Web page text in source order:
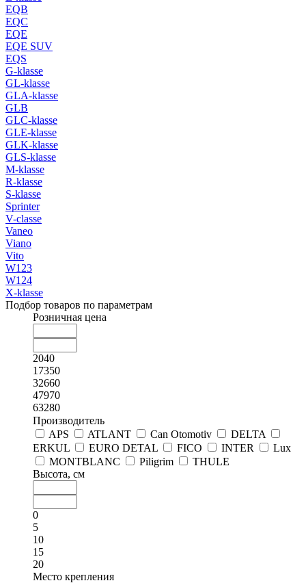
EQB
EQC
EQE
EQE SUV
EQS
G-klasse
GL-klasse
GLA-klasse
GLB
GLC-klasse
GLE-klasse
GLK-klasse
GLS-klasse
M-klasse
R-klasse
S-klasse
Sprinter
V-classe
Vaneo
Viano
Vito
W123
W124
X-klasse
Подбор товаров по параметрам
Розничная цена
2040
17350
32660
47970
63280
Производитель
APS
ATLANT Can Otomotiv
DELTA
ERKUL
EURO DETAL FICO INTER
Lux
MONTBLANC
Piligrim
THULE
Высота, см
0
5
10
15
20
Место крепления